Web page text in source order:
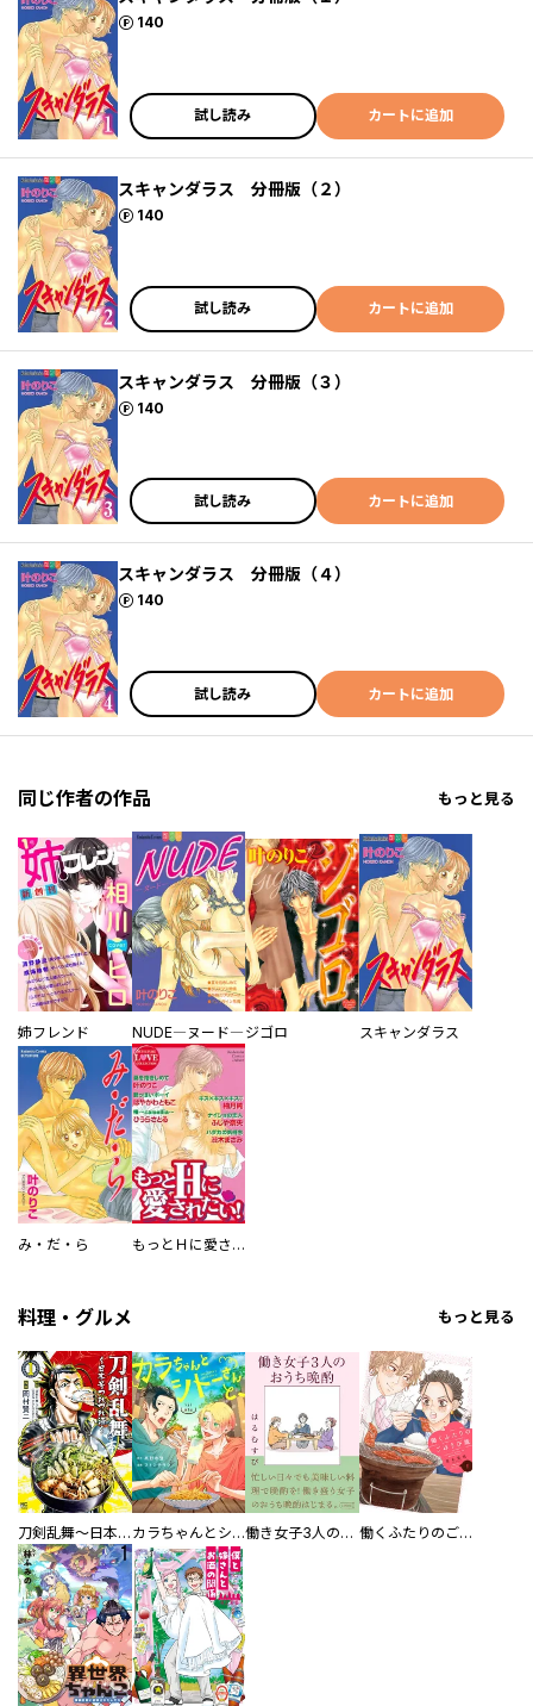
140
ポイント
試し読み カートに追加
スキャンダラス 分冊版（２）
140
ポイント
試し読み カートに追加
スキャンダラス 分冊版（３）
140
ポイント
試し読み カートに追加
スキャンダラス 分冊版（４）
140
ポイント
試し読み カートに追加
同じ作者の作品 もっと見る
姉フレンド NUDE―ヌード― ジゴロ スキャンダラス
み・だ・ら もっとＨに愛されたい！
料理・グルメ もっと見る
刀剣乱舞～日本号つれづれ酒～ カラちゃんとシトーさんと、 【分冊版】 働き女子3人のおうち晩酌 働くふたりのごほうび飯